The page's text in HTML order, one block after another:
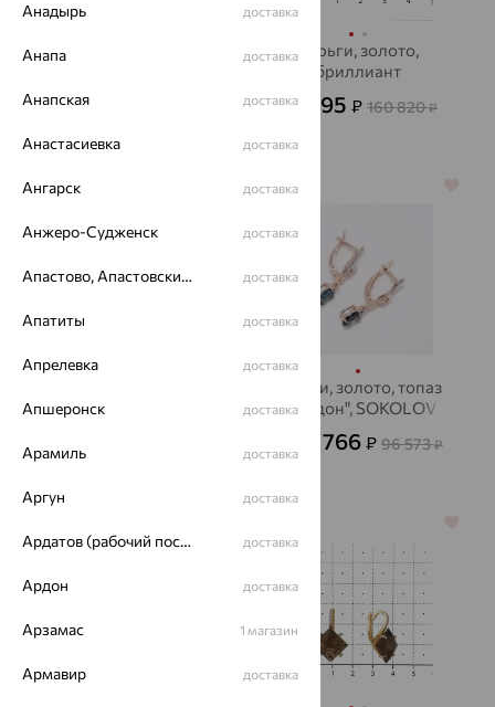
43 458
Серьги, золото,
бриллиант
57 895₽ 160 820₽
64% 64%
Серьги, золото, топаз
"лондон", SOKOLOV
34 766 ₽ 96 573₽
Анадырь доставка
Анапа доставка
Анапская доставка
Анастасиевка доставка
Ангарск доставка
Анжеро-Судженск доставка
Апастово, Апастовский район доставка
Апатиты доставка
Апрелевка доставка
Апшеронск доставка
Арамиль доставка
Аргун доставка
Ардатов (рабочий поселок) доставка
Ардон доставка
Арзамас 1 магазин
Армавир доставка